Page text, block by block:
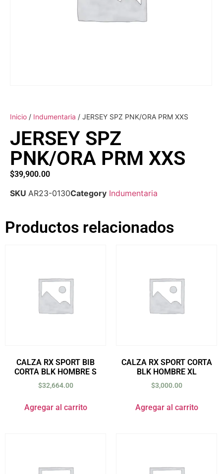
Inicio / Indumentaria / JERSEY SPZ PNK/ORA PRM XXS
JERSEY SPZ
PNK/ORA PRM XXS
$39,900.00
SKU AR23-0130Category Indumentaria
Productos relacionados
CALZA RX SPORT BIB
CORTA BLK HOMBRE S
$32,664.00
Agregar al carrito
CALZA RX SPORT CORTA
BLK HOMBRE XL
$3,000.00
Agregar al carrito